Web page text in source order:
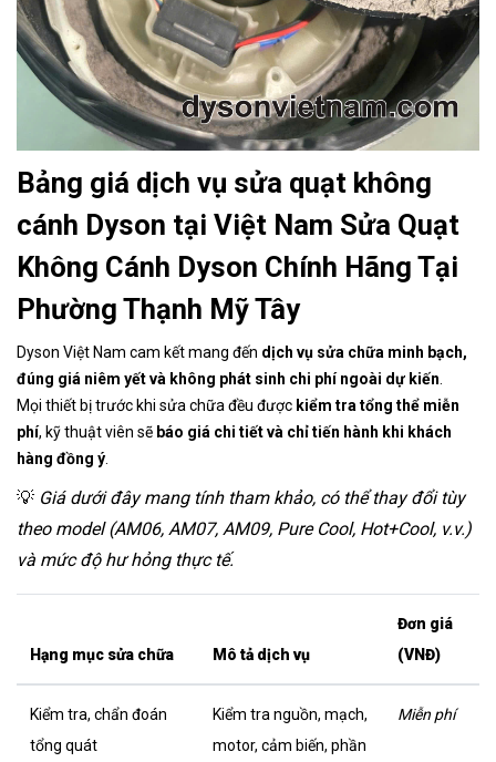
Bảng giá dịch vụ sửa quạt không
cánh Dyson tại Việt Nam Sửa Quạt
Không Cánh Dyson Chính Hãng Tại
Phường Thạnh Mỹ Tây
Dyson Việt Nam cam kết mang đến dịch vụ sửa chữa minh bạch,
đúng giá niêm yết và không phát sinh chi phí ngoài dự kiến
Mọi thiết bị trước khi sửa chữa đều được kiểm tra tổng thể miễn
phí, kỹ thuật viên sẽ báo giá chi tiết và chỉ tiến hành khi khách
hàng đồng ý
💡 Giá dưới đây mang tính tham khảo, có thể thay đổi tùy
theo model (AM06, AM07, AM09, Pure Cool, Hot+Cool, v.v.)
và mức độ hư hỏng thực tế.
Hạng mục sửa chữa Mô tả dịch vụ
Đơn giá
(VNĐ)
Kiểm tra, chẩn đoán
tổng quát
Kiểm tra nguồn, mạch,
motor, cảm biến, phần
Miễn phí